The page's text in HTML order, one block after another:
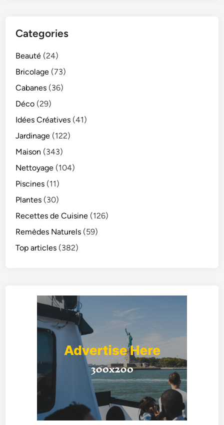
Categories
Beauté (24)
Bricolage (73)
Cabanes (36)
Déco (29)
Idées Créatives (41)
Jardinage (122)
Maison (343)
Nettoyage (104)
Piscines (11)
Plantes (30)
Recettes de Cuisine (126)
Remèdes Naturels (59)
Top articles (382)